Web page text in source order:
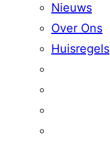
Nieuws
Over Ons
Huisregels